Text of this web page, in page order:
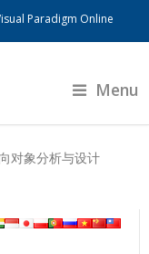
Paradigm Online
Menu
对象分析与设计